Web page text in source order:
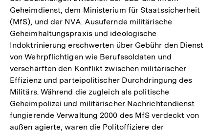
Geheimdienst, dem Ministerium für Staatssicherheit
(MfS), und der NVA. Ausufernde militärische
Geheimhaltungspraxis und ideologische
Indoktrinierung erschwerten über Gebühr den Dienst
von Wehrpflichtigen wie Berufssoldaten und
verschärften den Konflikt zwischen militärischer
Effizienz und parteipolitischer Durchdringung des
Militärs. Während die zugleich als politische
Geheimpolizei und militärischer Nachrichtendienst
fungierende Verwaltung 2000 des MfS verdeckt von
außen agierte, waren die Politoffiziere der